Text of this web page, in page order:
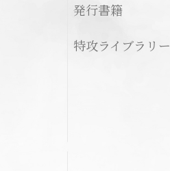
発行書籍
特攻ライブラリー